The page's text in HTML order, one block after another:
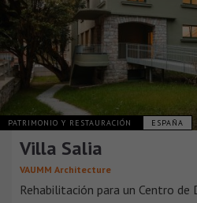
PATRIMONIO Y RESTAURACIÓN ESPAÑA
Villa Salia
VAUMM Architecture
Rehabilitación para un Centro de